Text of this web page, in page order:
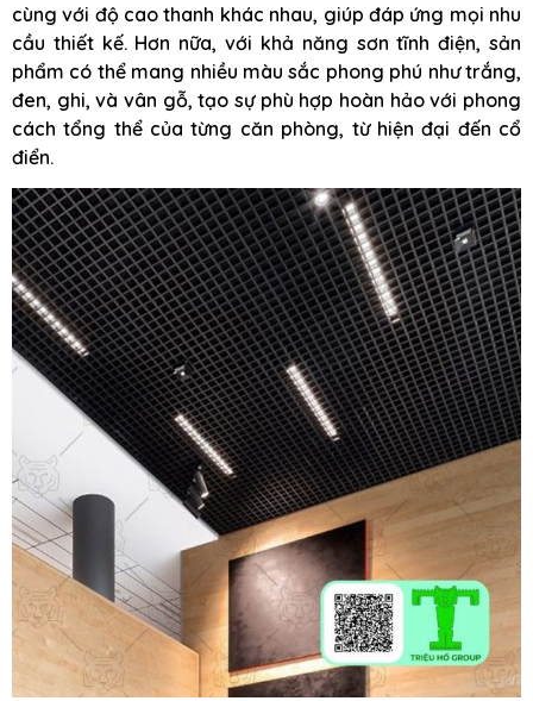
cùng với độ cao thanh khác nhau, giúp đáp ứng mọi nhu
cầu thiết kế. Hơn nữa, với khả năng sơn tĩnh điện, sản
phẩm có thể mang nhiều màu sắc phong phú như trắng,
đen, ghi, và vân gỗ, tạo sự phù hợp hoàn hảo với phong
cách tổng thể của từng căn phòng, từ hiện đại đến cổ
điển.